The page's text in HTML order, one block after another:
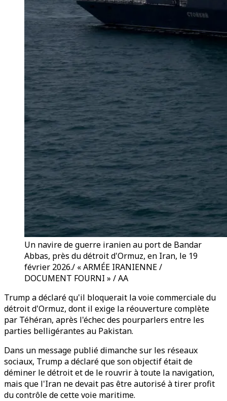
Un navire de guerre iranien au port de Bandar
Abbas, près du détroit d'Ormuz, en Iran, le 19
février 2026./ « ARMÉE IRANIENNE /
DOCUMENT FOURNI » / AA
Trump a déclaré qu'il bloquerait la voie commerciale du
détroit d'Ormuz, dont il exige la réouverture complète
par Téhéran, après l'échec des pourparlers entre les
parties belligérantes au Pakistan.
Dans un message publié dimanche sur les réseaux
sociaux, Trump a déclaré que son objectif était de
déminer le détroit et de le rouvrir à toute la navigation,
mais que l'Iran ne devait pas être autorisé à tirer profit
du contrôle de cette voie maritime.